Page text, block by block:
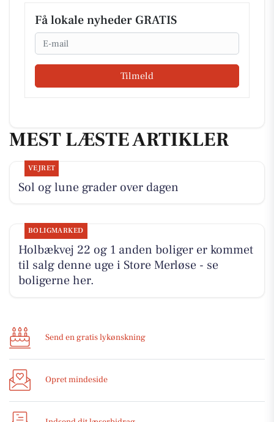
Få lokale nyheder GRATIS
Email
Tilmeld
MEST LÆSTE ARTIKLER
VEJRET
Sol og lune grader over dagen
BOLIGMARKED
Holbækvej 22 og 1 anden boliger er kommet
til salg denne uge i Store Merløse - se
boligerne her.
Send en gratis lykønskning
Opret mindeside